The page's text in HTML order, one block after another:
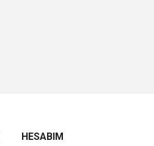
HESABIM